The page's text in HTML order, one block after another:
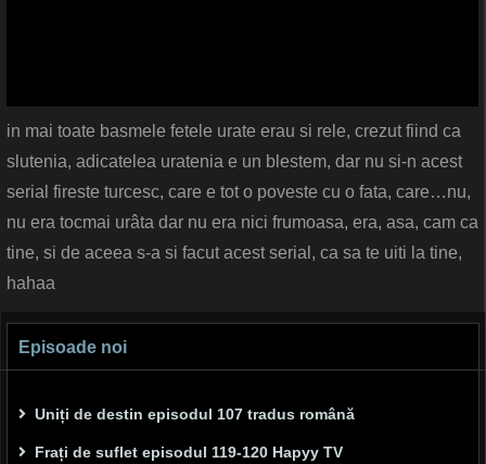
in mai toate basmele fetele urate erau si rele, crezut fiind ca
slutenia, adicatelea uratenia e un blestem, dar nu si-n acest
serial fireste turcesc, care e tot o poveste cu o fata, care…nu,
nu era tocmai urâta dar nu era nici frumoasa, era, asa, cam ca
tine, si de aceea s-a si facut acest serial, ca sa te uiti la tine,
hahaa
Episoade noi
Uniți de destin episodul 107 tradus română
Frați de suflet episodul 119-120 Hapyy TV